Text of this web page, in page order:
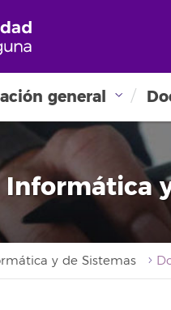
general
y de Sistemas